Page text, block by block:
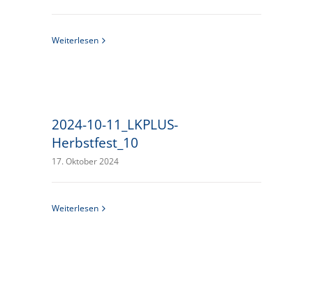
Weiterlesen
2024-10-11_LKPLUS-
Herbstfest_10
17. Oktober 2024
Weiterlesen